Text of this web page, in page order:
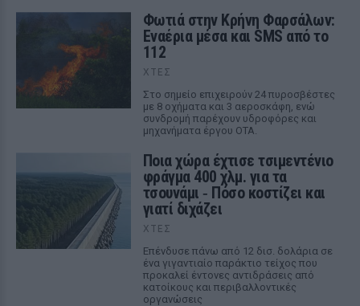
Φωτιά στην Κρήνη Φαρσάλων:
Εναέρια μέσα και SMS από το
112
ΧΤΕΣ
Στο σημείο επιχειρούν 24 πυροσβέστες
με 8 οχήματα και 3 αεροσκάφη, ενώ
συνδρομή παρέχουν υδροφόρες και
μηχανήματα έργου ΟΤΑ.
Ποια χώρα έχτισε τσιμεντένιο
φράγμα 400 χλμ. για τα
τσουνάμι ‑ Πόσο κοστίζει και
γιατί διχάζει
ΧΤΕΣ
Επένδυσε πάνω από 12 δισ. δολάρια σε
ένα γιγαντιαίο παράκτιο τείχος που
προκαλεί έντονες αντιδράσεις από
κατοίκους και περιβαλλοντικές
οργανώσεις